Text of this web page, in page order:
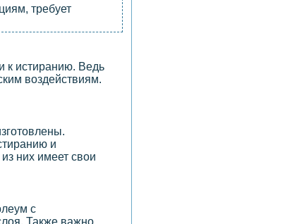
требует
к истиранию. Ведь
воздействиям.
и
них имеет свои
с
Также важно